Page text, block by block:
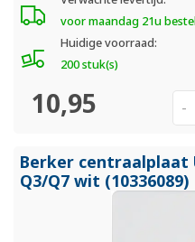
voor maandag 21u
Huidige voorraad:
200 stuk(s)
10,95 -
Berker centraalplaat
Q3/Q7 wit (10336089)